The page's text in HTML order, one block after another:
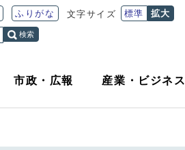
ふりがな 文字サイズ 標準 拡大
検索
市政 ・ 広報 産業 ・ ビジネス